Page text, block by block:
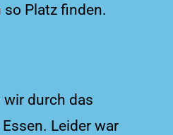
Platz finden.
durch das
Leider war